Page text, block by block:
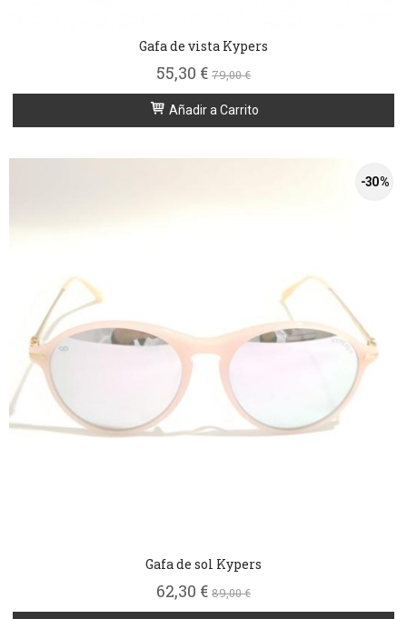
Gafa de vista Kypers
55,30 € 79,00 €
Añadir a Carrito
-30 %
Gafa de sol Kypers
62,30 € 89,00 €